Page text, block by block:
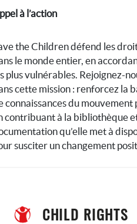
à l’action
the Children défend les
le monde entier, en
plus vulnérables. Rejoignez-
cette mission : renforcez la
connaissances du
contribuant à la bibliothèque
qu’elle met à
susciter un changement
CHILD RIGHTS